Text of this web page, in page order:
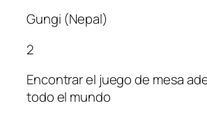
Gungi (Nepal)
2
Encontrar el juego de mesa
todo el mundo